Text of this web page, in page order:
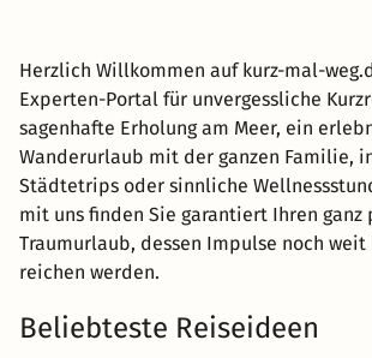
Herzlich Willkommen auf kurz-mal-
Experten-Portal für unvergessliche
sagenhafte Erholung am Meer, ein
Wanderurlaub mit der ganzen Familie,
Städtetrips oder sinnliche
mit uns finden Sie garantiert Ihren ganz
Traumurlaub, dessen Impulse noch
reichen werden.
Beliebteste Reiseideen